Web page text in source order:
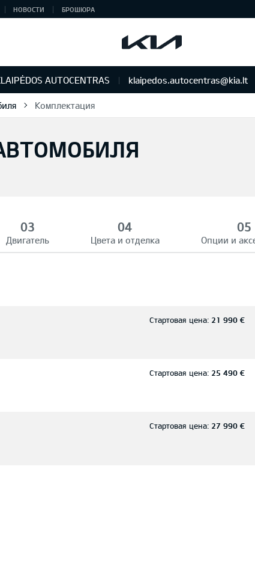
НОВОСТИ БРОШЮРА
AUTOCENTRAS klaipedos.autocentras@kia.lt
Комплектация
Двигатель Цвета и отделка Опции и
Стартовая цена: 21 990 €
Стартовая цена: 25 490 €
Стартовая цена: 27 990 €